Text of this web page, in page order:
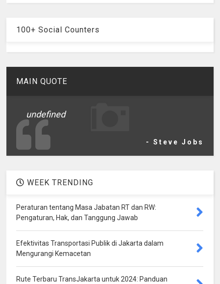
100+ Social Counters
MAIN QUOTE
undefined
- Steve Jobs
WEEK TRENDING
Peraturan tentang Masa Jabatan RT dan RW:
Pengaturan, Hak, dan Tanggung Jawab
Efektivitas Transportasi Publik di Jakarta dalam
Mengurangi Kemacetan
Rute Terbaru TransJakarta untuk 2024: Panduan